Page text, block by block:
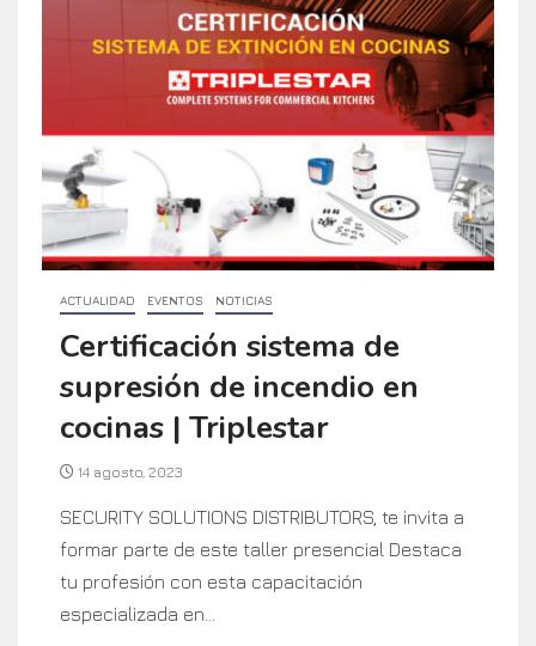
ACTUALIDAD EVENTOS NOTICIAS
Certificación sistema de
supresión de incendio en
cocinas | Triplestar
14 agosto, 2023
SECURITY SOLUTIONS DISTRIBUTORS, te invita a
formar parte de este taller presencial Destaca
tu profesión con esta capacitación
especializada en...